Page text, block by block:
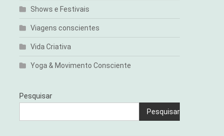
Shows e Festivais
Viagens conscientes
Vida Criativa
Yoga & Movimento Consciente
Pesquisar
Pesquisar